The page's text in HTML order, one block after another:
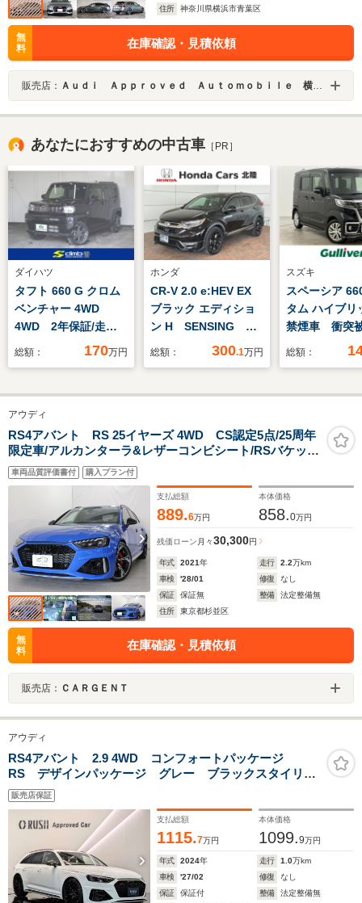
住所
神奈川県横浜市青葉区
無
料
在庫確認・見積依頼
販売店： Ａｕｄｉ Ａｐｐｒｏｖｅｄ Ａｕｔｏｍｏｂｉｌｅ 横浜青葉
あなたにおすすめの中古車 ［PR］
ダイハツ
タフト 660 G クロム
ベンチャー 4WD
4WD 2年保証/走行
無制限 事故歴なし
トアップサス 新品マ
ッドタイヤ ストラー
ダナビ スマアシ ガ
ラスルーフ シートヒ
ーター LEDヘッド
L Cソナー
総額： 170万円
ホンダ
CR-V 2.0 e:HEV EX
ブラック エディショ
ン H SENSING サ
ンル-フ 最長5年保
ラ CD録音 BTオ-
レコ ETC LEDライ
ト VSA シ-トヒ-
コン
総額： 300.1万円
スズキ
スペーシア
タム ハイブリ
禁煙車 衝突
ブレーキ 社
ライブレコー
シートヒータ
トインETC
ディパーチャ
ト
総額：
アウディ
RS4アバント RS 25イヤーズ 4WD CS認定5点/25周年
限定車/アルカンターラ&レザーコンビシート/RSバケット
シート/RSスポーツエキゾーストシステムプラス/デコラ
ティブパネルカーボン/カーボンエンジンカバー/ブラック
ウィンドウモール&ルーフレール
車両品質評価書付 購入プラン付
支払総額
889.6万円
本体価格
858.0万円
残価ローン 月々30,300円
年式 2021年 走行 2.2万km
車検
'28/01 修復
なし
保証
保証無 整備
法定整備無
住所
東京都杉並区
無
料
在庫確認・見積依頼
販売店： ＣＡＲＧＥＮＴ
アウディ
RS4アバント 2.9 4WD コンフォートパッケージ
RS デザインパッケージ グレー ブラックスタイリン
グパッケージ RSスポーツエキゾーストシステム デコ
ラティブパネル カーボンツイル TV カラードブレー
キキャリパーレッド
販売店保証
支払総額
1115.7万円
本体価格
1099.9万円
年式 2024年 走行 1.0万km
車検
'27/02 修復
なし
保証
保証付 整備
法定整備無